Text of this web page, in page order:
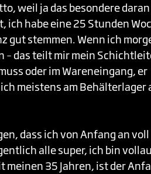
weil ja das besondere
ich habe eine 25 Stunden
gut stemmen. Wenn ich
– das teilt mir mein
oder im Wareneingang, er
meistens am Behälterlager
dass ich von Anfang an voll
alle super, ich bin
35 Jahren, ist der